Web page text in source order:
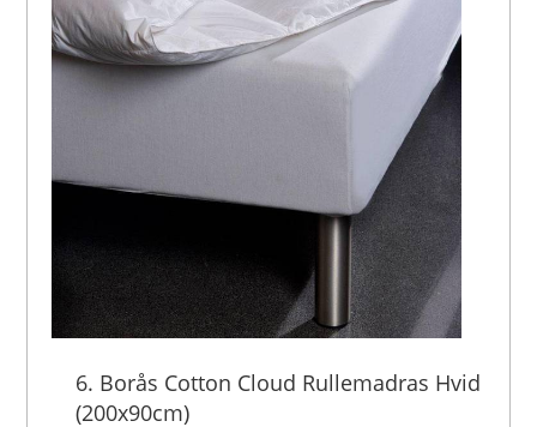
6. Borås Cotton Cloud Rullemadras Hvid
(200x90cm)